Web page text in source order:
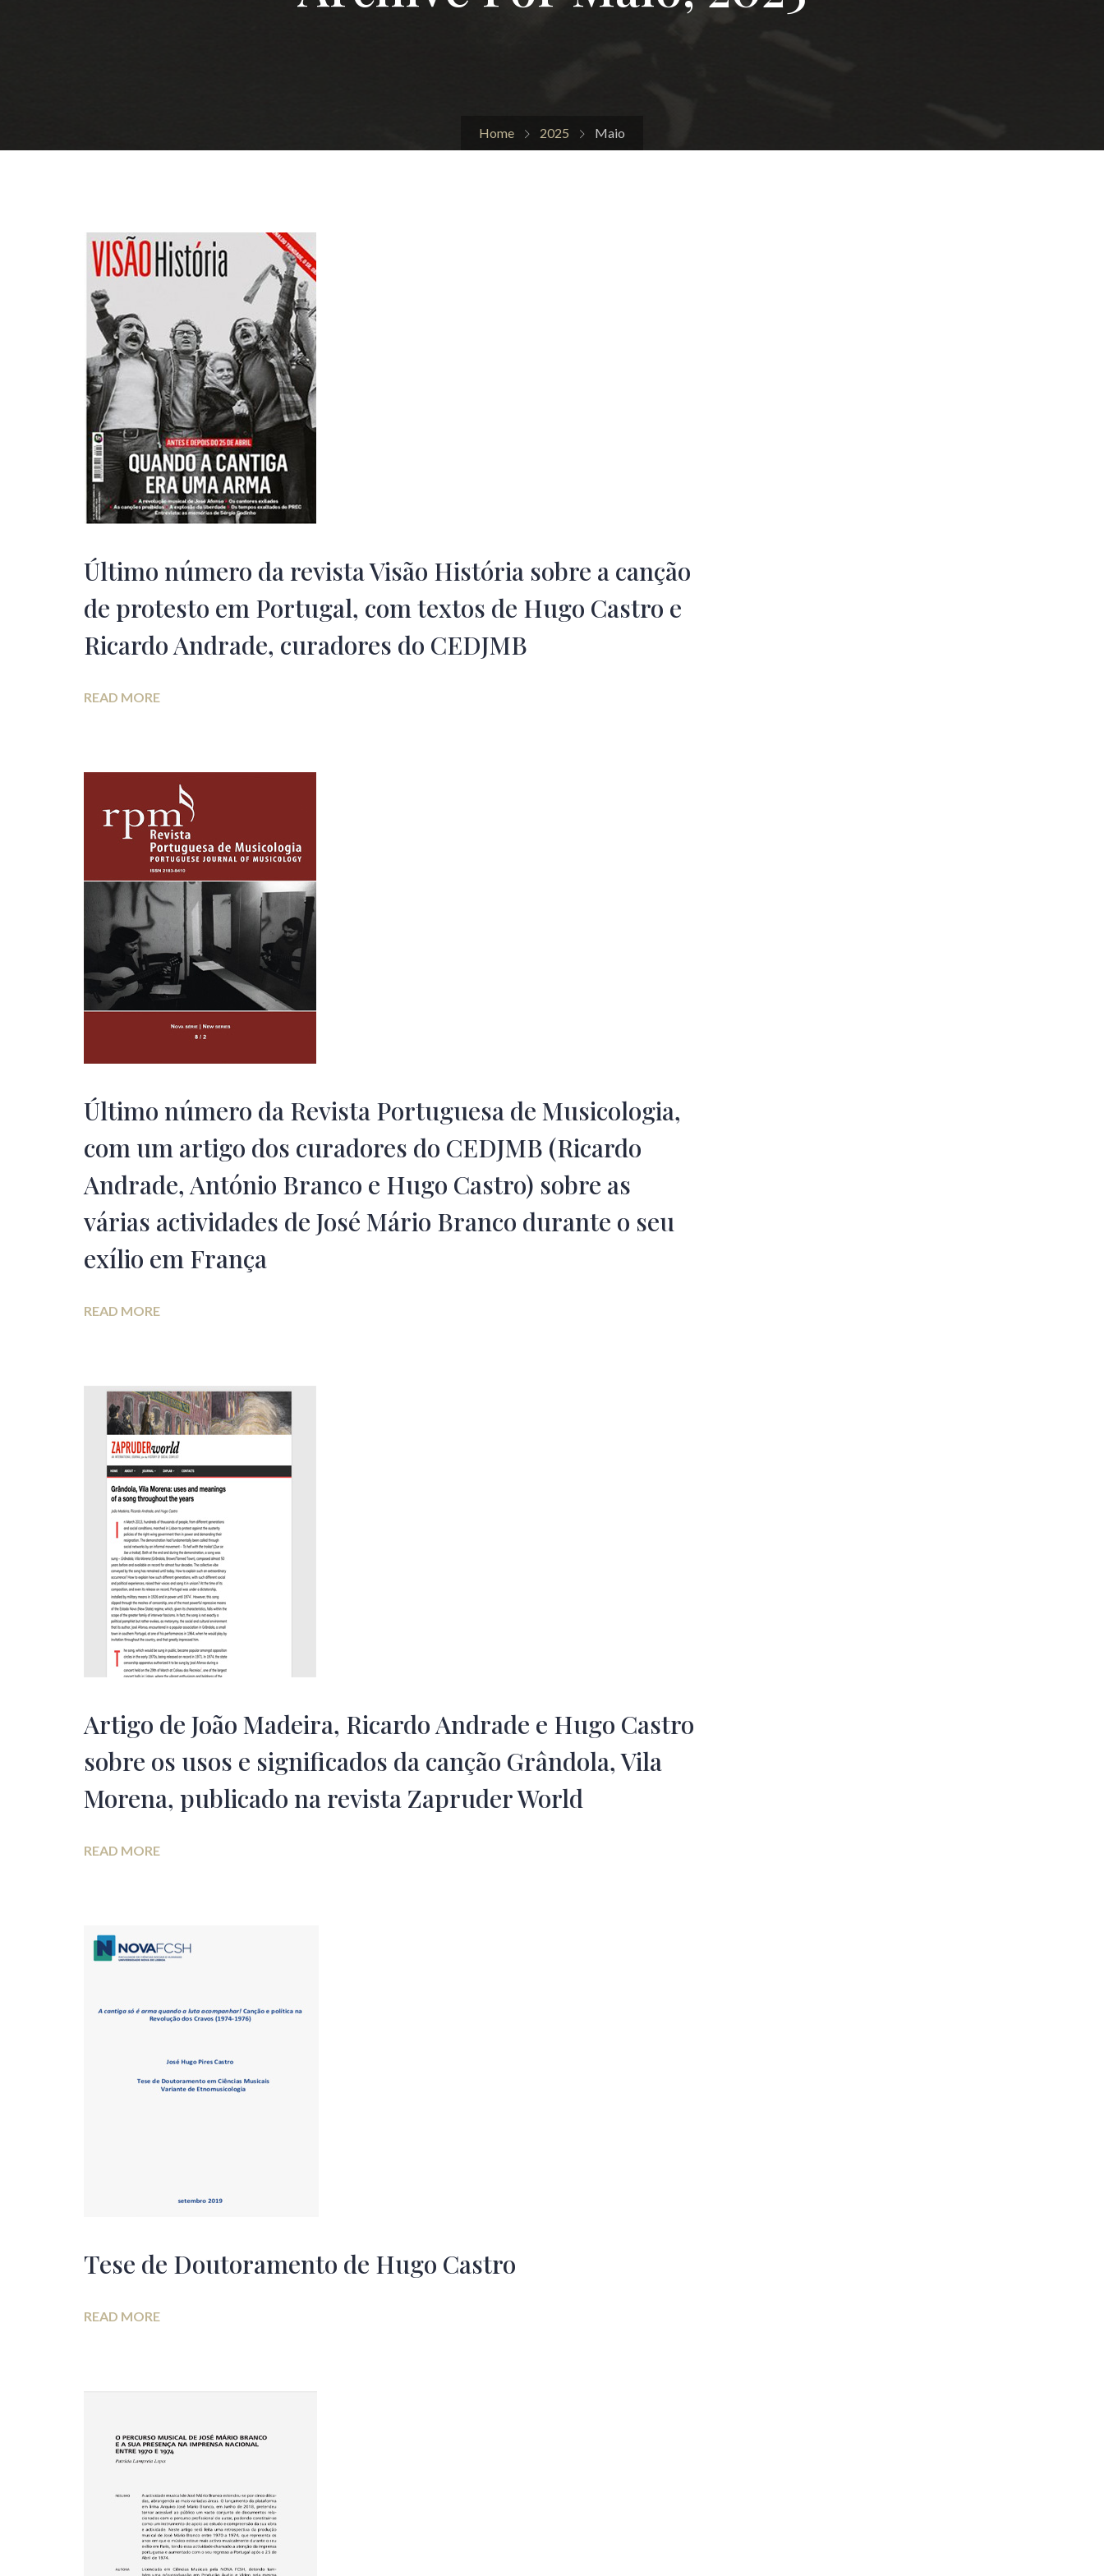
Home 2025 Maio
Último número da revista Visão História sobre a canção
de protesto em Portugal, com textos de Hugo Castro e
Ricardo Andrade, curadores do CEDJMB
READ MORE
Último número da Revista Portuguesa de Musicologia,
com um artigo dos curadores do CEDJMB (Ricardo
Andrade, António Branco e Hugo Castro) sobre as
várias actividades de José Mário Branco durante o seu
exílio em França
READ MORE
Artigo de João Madeira, Ricardo Andrade e Hugo Castro
sobre os usos e significados da canção Grândola, Vila
Morena, publicado na revista Zapruder World
READ MORE
Tese de Doutoramento de Hugo Castro
READ MORE